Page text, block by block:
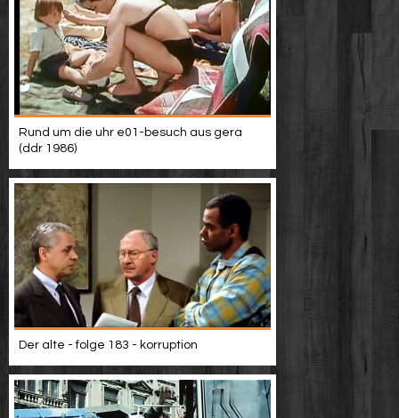
Rund um die uhr e01-besuch aus gera
(ddr 1986)
Der alte - folge 183 - korruption